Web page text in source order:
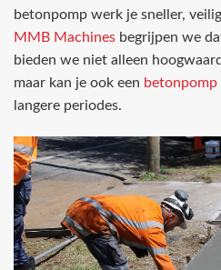
betonpomp werk je sneller,
MMB Machines begrijpen we
bieden we niet alleen
maar kan je ook een betonpomp
langere periodes.